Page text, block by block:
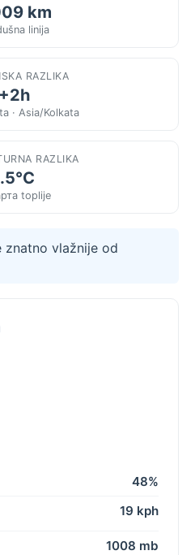
km
linija
RAZLIKA
+2h
· Asia/Kolkata
RAZLIKA
toplije
vlažnije od
48%
19 kph
1008 mb